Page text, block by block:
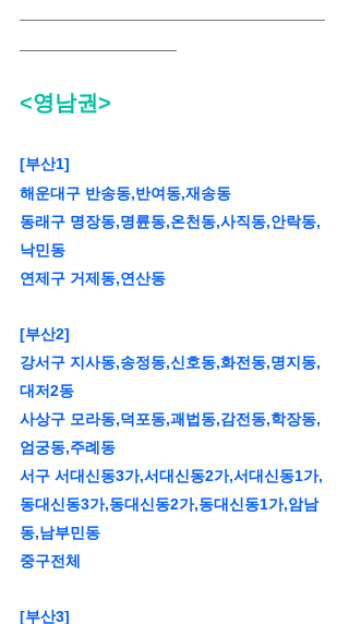
<영남권>
[부산1]
해운대구 반송동,반여동,재송동
동래구 명장동,명륜동,온천동,사직동,안락동,
낙민동
연제구 거제동,연산동
[부산2]
강서구 지사동,송정동,신호동,화전동,명지동,
대저2동
사상구 모라동,덕포동,괘법동,감전동,학장동,
엄궁동,주례동
서구 서대신동3가,서대신동2가,서대신동1가,
동대신동3가,동대신동2가,동대신동1가,암남
동,남부민동
중구전체
[부산3]